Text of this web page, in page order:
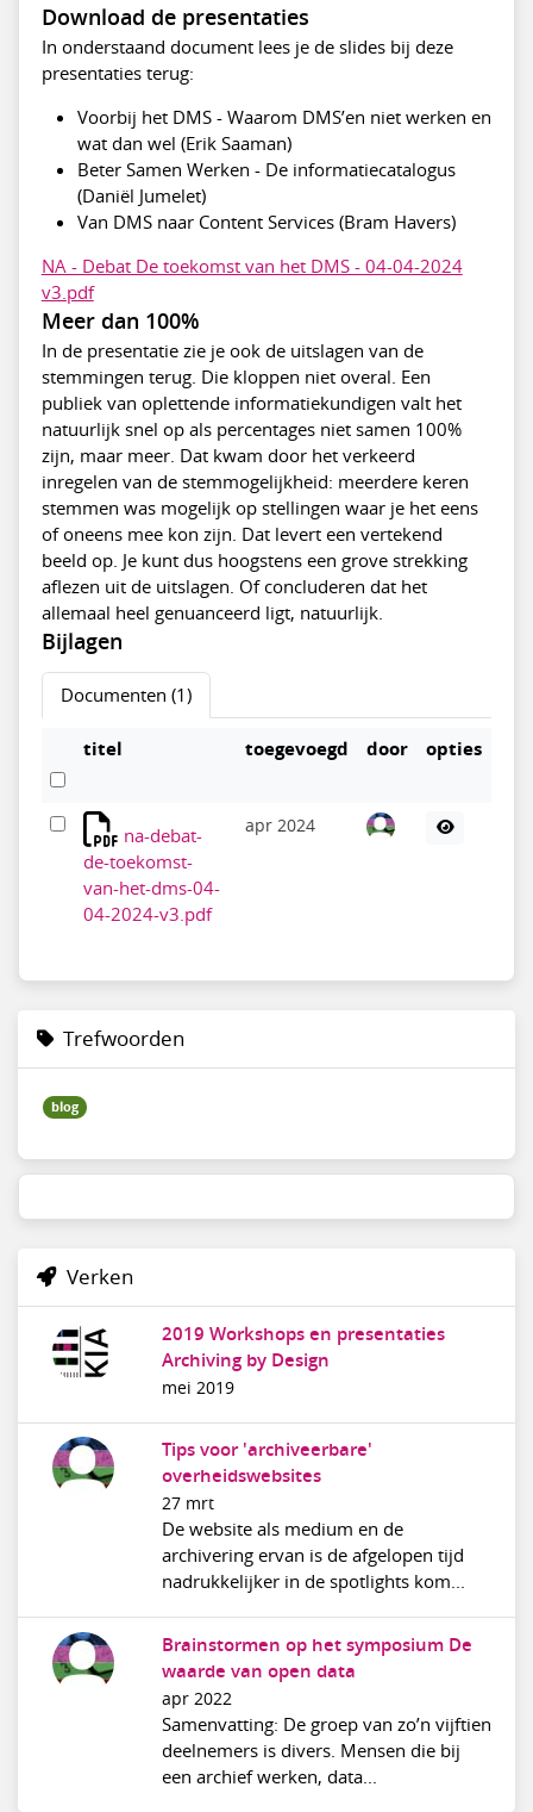
Download de presentaties
In onderstaand document lees je de slides bij deze
presentaties terug:
Voorbij het DMS - Waarom DMS’en niet werken en
wat dan wel (Erik Saaman)
Beter Samen Werken - De informatiecatalogus
(Daniël Jumelet)
Van DMS naar Content Services (Bram Havers)
NA - Debat De toekomst van het DMS - 04-04-2024
v3.pdf
Meer dan 100%
In de presentatie zie je ook de uitslagen van de
stemmingen terug. Die kloppen niet overal. Een
publiek van oplettende informatiekundigen valt het
natuurlijk snel op als percentages niet samen 100%
zijn, maar meer. Dat kwam door het verkeerd
inregelen van de stemmogelijkheid: meerdere keren
stemmen was mogelijk op stellingen waar je het eens
of oneens mee kon zijn. Dat levert een vertekend
beeld op. Je kunt dus hoogstens een grove strekking
aflezen uit de uitslagen. Of concluderen dat het
allemaal heel genuanceerd ligt, natuurlijk.
Bijlagen
Documenten (1)
titel toegevoegd door opties
na-debat-
de-toekomst-
van-het-dms-04-
04-2024-v3.pdf
apr 2024
Trefwoorden
blog
Verken
2019 Workshops en presentaties
Archiving by Design
mei 2019
Tips voor 'archiveerbare'
overheidswebsites
27 mrt
De website als medium en de
archivering ervan is de afgelopen tijd
nadrukkelijker in de spotlights kom...
Brainstormen op het symposium De
waarde van open data
apr 2022
Samenvatting: De groep van zo’n vijftien
deelnemers is divers. Mensen die bij
een archief werken, data...